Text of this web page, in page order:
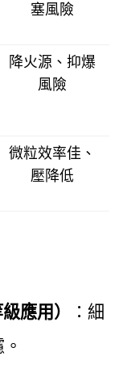
塞風險
降火源、抑爆
風險
微粒效率佳、
壓降低
應用）
：細